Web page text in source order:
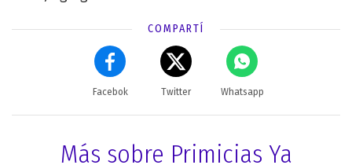
COMPARTÍ
Facebok Twitter Whatsapp
Más sobre Primicias Ya